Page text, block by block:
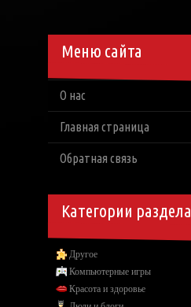
Меню сайта
О нас
Главная страница
Обратная связь
Категории раздела
Другое
Компьютерные игры
Красота и здоровье